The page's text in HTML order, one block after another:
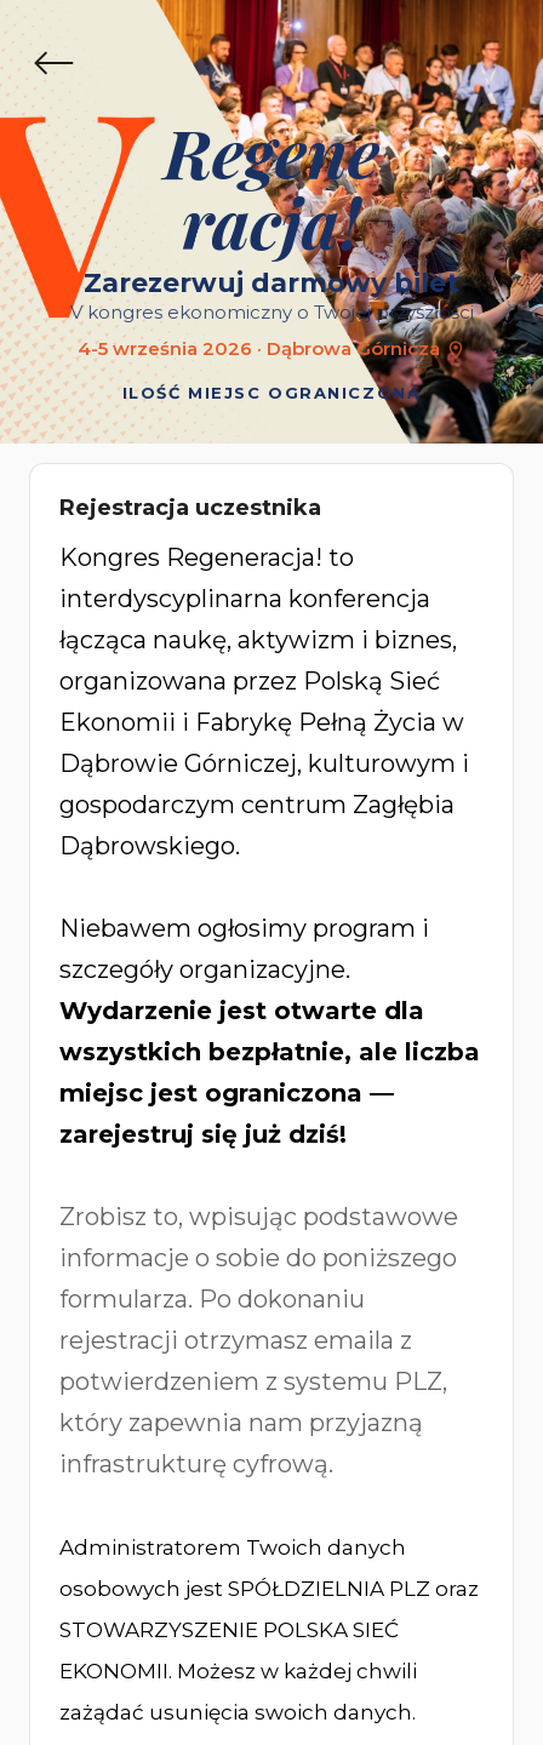
Regene
racja!
Zarezerwuj darmowy bilet
V kongres ekonomiczny o Twojej przyszłości
4-5 września 2026 · Dąbrowa Górnicza
ILOŚĆ MIEJSC OGRANICZONA
Rejestracja uczestnika
Kongres Regeneracja! to
interdyscyplinarna konferencja
łącząca naukę, aktywizm i biznes,
organizowana przez Polską Sieć
Ekonomii i Fabrykę Pełną Życia w
Dąbrowie Górniczej, kulturowym i
gospodarczym centrum Zagłębia
Dąbrowskiego.
Niebawem ogłosimy program i
szczegóły organizacyjne.
Wydarzenie jest otwarte dla
wszystkich bezpłatnie, ale liczba
miejsc jest ograniczona —
zarejestruj się już dziś!
Zrobisz to, wpisując podstawowe
informacje o sobie do poniższego
formularza. Po dokonaniu
rejestracji otrzymasz emaila z
potwierdzeniem z systemu PLZ,
który zapewnia nam przyjazną
infrastrukturę cyfrową.
Administratorem Twoich danych
osobowych jest SPÓŁDZIELNIA PLZ oraz
STOWARZYSZENIE POLSKA SIEĆ
EKONOMII. Możesz w każdej chwili
zażądać usunięcia swoich danych.